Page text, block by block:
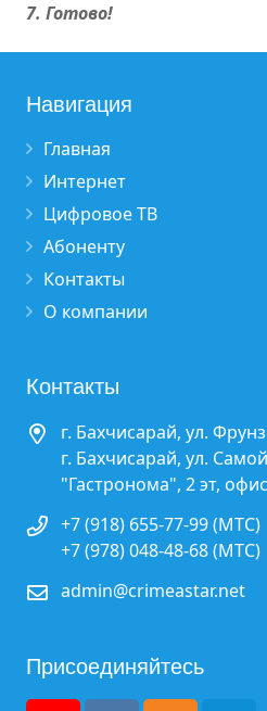
7. Готово!
Навигация
Главная
Интернет
Цифровое ТВ
Абоненту
Контакты
О компании
Контакты
г. Бахчисарай, ул.
г. Бахчисарай, ул.
"Гастронома", 2 эт,
+7 (918) 655-77-99 (МТС)
+7 (978) 048-48-68 (МТС)
admin@crimeastar.net
Присоединяйтесь